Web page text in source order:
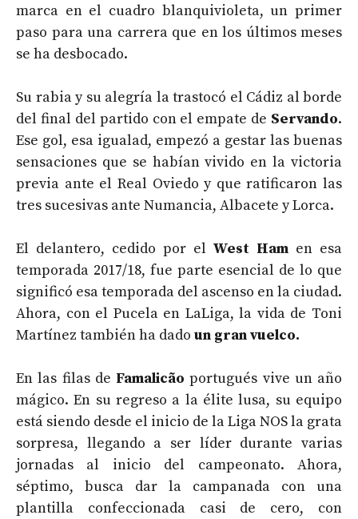
marca en el cuadro blanquivioleta, un primer
paso para una carrera que en los últimos meses
se ha desbocado.
Su rabia y su alegría la trastocó el Cádiz al borde
del final del partido con el empate de Servando.
Ese gol, esa igualad, empezó a gestar las buenas
sensaciones que se habían vivido en la victoria
previa ante el Real Oviedo y que ratificaron las
tres sucesivas ante Numancia, Albacete y Lorca.
El delantero, cedido por el West Ham en esa
temporada 2017/18, fue parte esencial de lo que
significó esa temporada del ascenso en la ciudad.
Ahora, con el Pucela en LaLiga, la vida de Toni
Martínez también ha dado un gran vuelco.
En las filas de Famalicão portugués vive un año
mágico. En su regreso a la élite lusa, su equipo
está siendo desde el inicio de la Liga NOS la grata
sorpresa, llegando a ser líder durante varias
jornadas al inicio del campeonato. Ahora,
séptimo, busca dar la campanada con una
plantilla confeccionada casi de cero, con